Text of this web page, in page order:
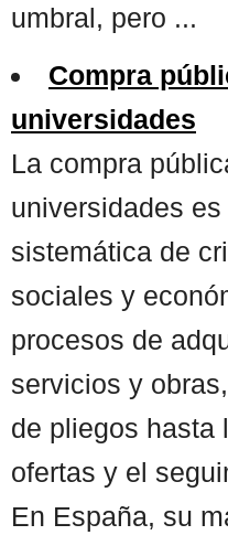
umbral, pero ...
Compra
universidades
La compra
universidades
sistemática de
sociales y
procesos de
servicios y
de pliegos hasta
ofertas y el
En España, su